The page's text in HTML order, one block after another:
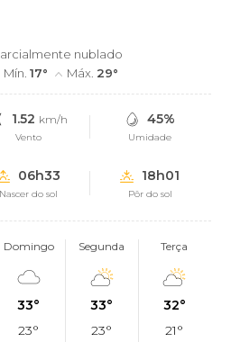
nublado
Mín.17° Máx. 29°
1.52 km/h
Vento
45%
Umidade
06h33
Nascer do sol
18h01
Pôr do sol
Domingo
33°
23°
Segunda
33°
23°
Terça
32°
21°